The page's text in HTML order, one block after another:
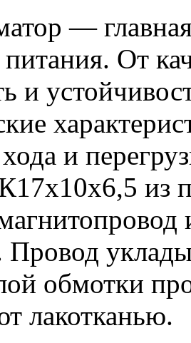
— главная
От
и
хода и
Провод
обмотки
лакотканью.